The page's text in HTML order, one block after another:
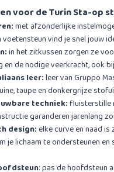
voor de Turin Sta-op
met afzonderlijke
voetensteun vind je snel jouw
in het zitkussen zorgen ze
en de nodige veerkracht, ook
leer:leer van Gruppo
taupe en donkergrijze
techniek: fluisterstille
garanderen jarenlang
design:elke curve en naad
je lichaam te ondersteunen en
: pas de hoofdsteun